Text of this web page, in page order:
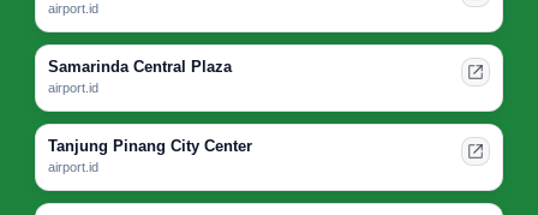
airport.id
Samarinda Central Plaza
airport.id
Tanjung Pinang City Center
airport.id